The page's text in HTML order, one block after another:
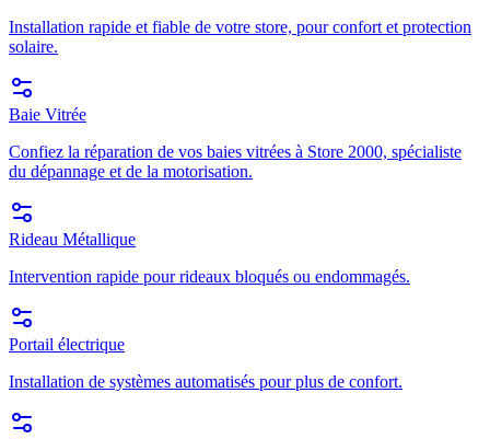
Installation rapide et fiable de votre store, pour confort et protection
solaire.
Baie Vitrée
Confiez la réparation de vos baies vitrées à Store 2000, spécialiste
du dépannage et de la motorisation.
Rideau Métallique
Intervention rapide pour rideaux bloqués ou endommagés.
Portail électrique
Installation de systèmes automatisés pour plus de confort.